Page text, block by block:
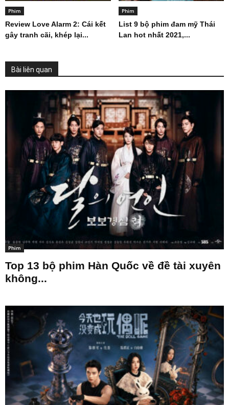
Phim
Review Love Alarm 2: Cái kết
gây tranh cãi, khép lại...
Phim
List 9 bộ phim đam mỹ Thái
Lan hot nhất 2021,...
Bài liên quan
Phim
Top 13 bộ phim Hàn Quốc về đề tài xuyên
không...